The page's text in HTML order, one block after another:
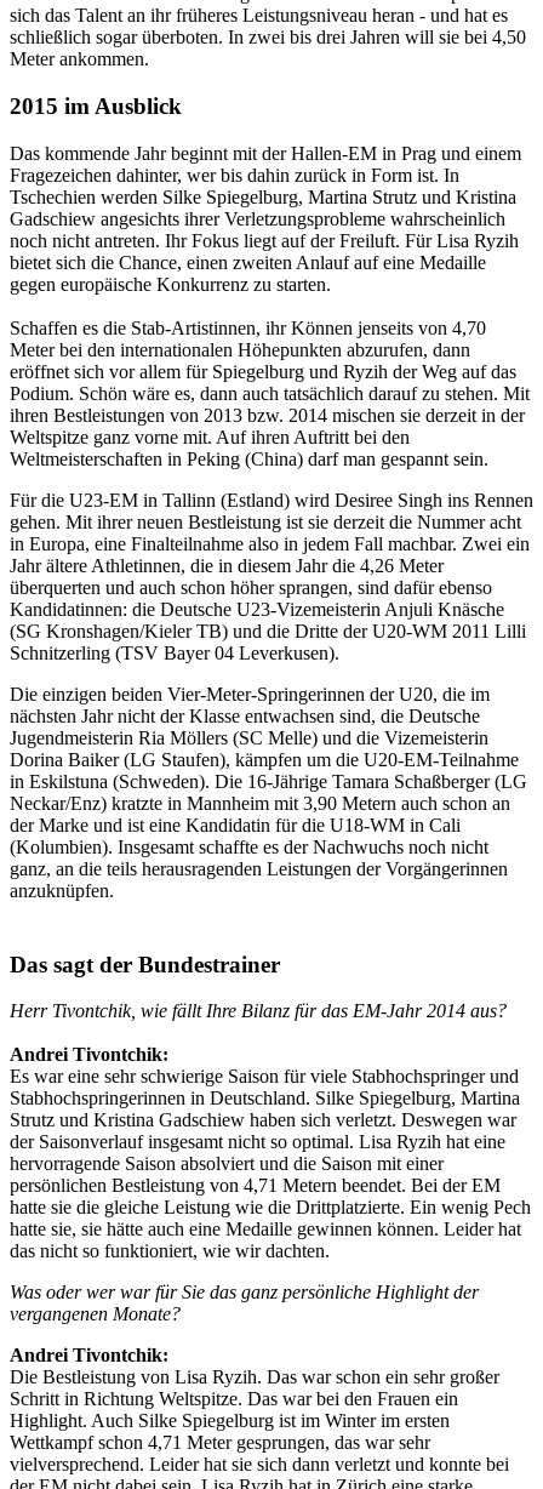
sich das Talent an ihr früheres Leistungsniveau heran - und hat es
schließlich sogar überboten. In zwei bis drei Jahren will sie bei 4,50
Meter ankommen.
2015 im Ausblick
Das kommende Jahr beginnt mit der Hallen-EM in Prag und einem
Fragezeichen dahinter, wer bis dahin zurück in Form ist. In
Tschechien werden Silke Spiegelburg, Martina Strutz und Kristina
Gadschiew angesichts ihrer Verletzungsprobleme wahrscheinlich
noch nicht antreten. Ihr Fokus liegt auf der Freiluft. Für Lisa Ryzih
bietet sich die Chance, einen zweiten Anlauf auf eine Medaille
gegen europäische Konkurrenz zu starten.
Schaffen es die Stab-Artistinnen, ihr Können jenseits von 4,70
Meter bei den internationalen Höhepunkten abzurufen, dann
eröffnet sich vor allem für Spiegelburg und Ryzih der Weg auf das
Podium. Schön wäre es, dann auch tatsächlich darauf zu stehen. Mit
ihren Bestleistungen von 2013 bzw. 2014 mischen sie derzeit in der
Weltspitze ganz vorne mit. Auf ihren Auftritt bei den
Weltmeisterschaften in Peking (China) darf man gespannt sein.
Für die U23-EM in Tallinn (Estland) wird Desiree Singh ins Rennen
gehen. Mit ihrer neuen Bestleistung ist sie derzeit die Nummer acht
in Europa, eine Finalteilnahme also in jedem Fall machbar. Zwei ein
Jahr ältere Athletinnen, die in diesem Jahr die 4,26 Meter
überquerten und auch schon höher sprangen, sind dafür ebenso
Kandidatinnen: die Deutsche U23-Vizemeisterin Anjuli Knäsche
(SG Kronshagen/Kieler TB) und die Dritte der U20-WM 2011 Lilli
Schnitzerling (TSV Bayer 04 Leverkusen).
Die einzigen beiden Vier-Meter-Springerinnen der U20, die im
nächsten Jahr nicht der Klasse entwachsen sind, die Deutsche
Jugendmeisterin Ria Möllers (SC Melle) und die Vizemeisterin
Dorina Baiker (LG Staufen), kämpfen um die U20-EM-Teilnahme
in Eskilstuna (Schweden). Die 16-Jährige Tamara Schaßberger (LG
Neckar/Enz) kratzte in Mannheim mit 3,90 Metern auch schon an
der Marke und ist eine Kandidatin für die U18-WM in Cali
(Kolumbien). Insgesamt schaffte es der Nachwuchs noch nicht
ganz, an die teils herausragenden Leistungen der Vorgängerinnen
anzuknüpfen.
Das sagt der Bundestrainer
Herr Tivontchik, wie fällt Ihre Bilanz für das EM-Jahr 2014 aus?
Andrei Tivontchik:
Es war eine sehr schwierige Saison für viele Stabhochspringer und
Stabhochspringerinnen in Deutschland. Silke Spiegelburg, Martina
Strutz und Kristina Gadschiew haben sich verletzt. Deswegen war
der Saisonverlauf insgesamt nicht so optimal. Lisa Ryzih hat eine
hervorragende Saison absolviert und die Saison mit einer
persönlichen Bestleistung von 4,71 Metern beendet. Bei der EM
hatte sie die gleiche Leistung wie die Drittplatzierte. Ein wenig Pech
hatte sie, sie hätte auch eine Medaille gewinnen können. Leider hat
das nicht so funktioniert, wie wir dachten.
Was oder wer war für Sie das ganz persönliche Highlight der
vergangenen Monate?
Andrei Tivontchik:
Die Bestleistung von Lisa Ryzih. Das war schon ein sehr großer
Schritt in Richtung Weltspitze. Das war bei den Frauen ein
Highlight. Auch Silke Spiegelburg ist im Winter im ersten
Wettkampf schon 4,71 Meter gesprungen, das war sehr
vielversprechend. Leider hat sie sich dann verletzt und konnte bei